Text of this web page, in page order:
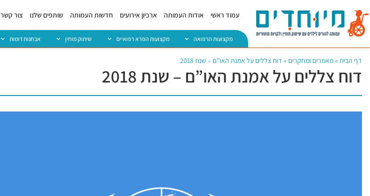
עמוד ראשי אודות העמותה ארכיון אירועים חדשות העמותה שותפים שלנו צור קשר
מקצועות הרפואה מקצועות הפרא רפואיים שיתוק מוחין אבחנות דומות
דף הבית »מאמרים ומחקרים » דוח צללים על אמנת האו”ם – שנת 2018
דוח צללים על אמנת האו”ם – שנת 2018